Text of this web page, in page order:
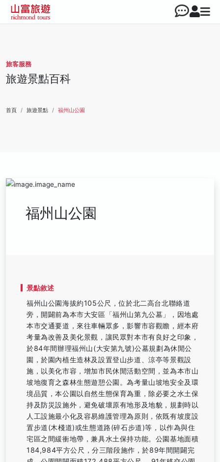
旅客服務
旅遊景點百科
首頁 旅遊景點 福州山公園
福州山公園
景點敘述
福州山公園海拔約105公尺，位於北二高台北聯絡道
旁，開闢前為本市大安區「福州山第九公墓」，因地處
本市交通要道，來往車輛眾多，影響市容觀瞻，經本府
考量為改善及美化景觀，讓民眾對本市有良好之印象，
於84年間辦理福州山(大安第九號)公墓規劃為休閒公
園，於園內植生造林及設置登山步道、涼亭等景觀設
施，以美化市容，增加市民休閒活動空間，並為本市山
坡地復育之森林生態遊憩公園。為考量山坡地安全及環
境品質，本公園以自然生態保育為重，除必要之水土保
持及防災設施外，避免破壞原有地形及地貌，規劃時以
人工設施最小化及容易維護管理為原則，依既有坡度設
置步道(木棧道)或生態道路(碎石步道)等，以作為與住
宅區之間緩衝地帶，兼具水土保持功能。公園基地面積
184,984平方公尺，分三階段施作，於89年間開闢完